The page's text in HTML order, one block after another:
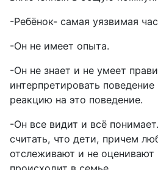
-Ребёнок- самая уязвимая
-Он не имеет опыта.
-Он не знает и не умеет
интерпретировать
реакцию на это поведение.
-Он все видит и всё
считать, что дети, причем
отслеживают и не оценивают